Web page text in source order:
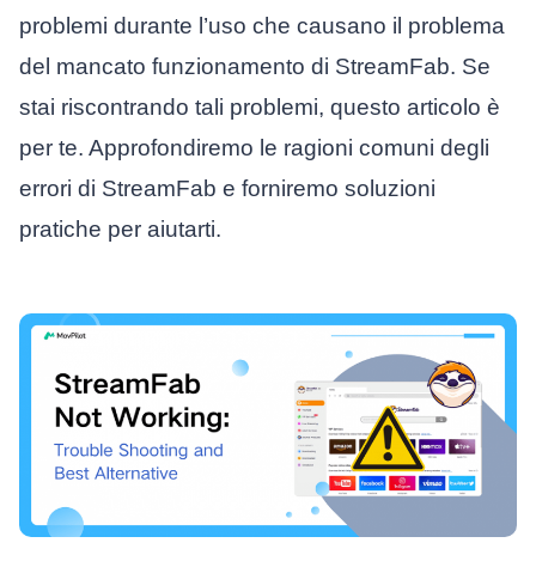
problemi durante l’uso che causano il problema
del mancato funzionamento di StreamFab. Se
stai riscontrando tali problemi, questo articolo è
per te. Approfondiremo le ragioni comuni degli
errori di StreamFab e forniremo soluzioni
pratiche per aiutarti.